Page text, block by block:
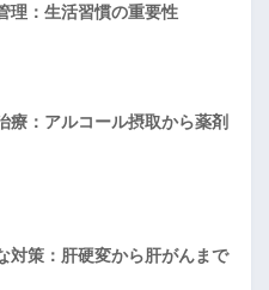
理：生活習慣の重要性
療：アルコール摂取から薬剤
対策：肝硬変から肝がんまで